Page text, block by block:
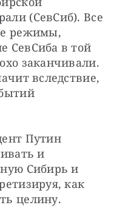
(СевСиб). Все
режимы,
СевСиба в той
заканчивали.
вследствие,
В валдайской речи президент Путин
и
Сибирь и
как
целину.